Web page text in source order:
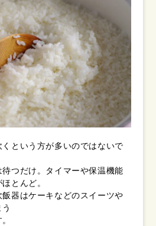
という方が多いのではないで
つだけ。タイマーや保温機能
とんど。
器はケーキなどのスイーツや